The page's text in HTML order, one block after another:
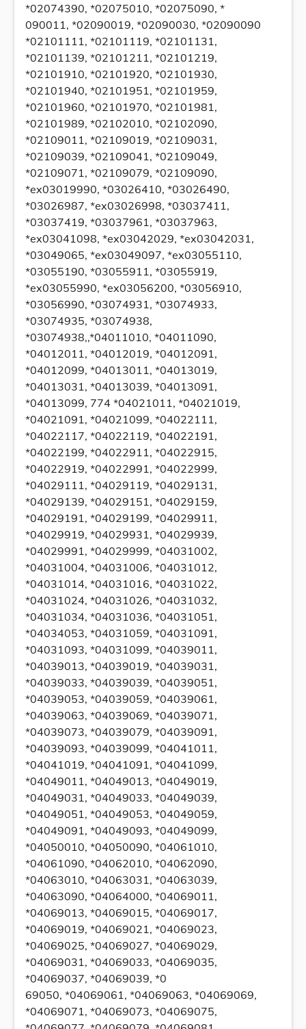
*02074390, *02075010, *02075090, *
090011, *02090019, *02090030, *02090090
*02101111, *02101119, *02101131,
*02101139, *02101211, *02101219,
*02101910, *02101920, *02101930,
*02101940, *02101951, *02101959,
*02101960, *02101970, *02101981,
*02101989, *02102010, *02102090,
*02109011, *02109019, *02109031,
*02109039, *02109041, *02109049,
*02109071, *02109079, *02109090,
*ex03019990, *03026410, *03026490,
*03026987, *ex03026998, *03037411,
*03037419, *03037961, *03037963,
*ex03041098, *ex03042029, *ex03042031,
*03049065, *ex03049097, *ex03055110,
*03055190, *03055911, *03055919,
*ex03055990, *ex03056200, *03056910,
*03056990, *03074931, *03074933,
*03074935, *03074938,
*03074938,,*04011010, *04011090,
*04012011, *04012019, *04012091,
*04012099, *04013011, *04013019,
*04013031, *04013039, *04013091,
*04013099, 774 *04021011, *04021019,
*04021091, *04021099, *04022111,
*04022117, *04022119, *04022191,
*04022199, *04022911, *04022915,
*04022919, *04022991, *04022999,
*04029111, *04029119, *04029131,
*04029139, *04029151, *04029159,
*04029191, *04029199, *04029911,
*04029919, *04029931, *04029939,
*04029991, *04029999, *04031002,
*04031004, *04031006, *04031012,
*04031014, *04031016, *04031022,
*04031024, *04031026, *04031032,
*04031034, *04031036, *04031051,
*04034053, *04031059, *04031091,
*04031093, *04031099, *04039011,
*04039013, *04039019, *04039031,
*04039033, *04039039, *04039051,
*04039053, *04039059, *04039061,
*04039063, *04039069, *04039071,
*04039073, *04039079, *04039091,
*04039093, *04039099, *04041011,
*04041019, *04041091, *04041099,
*04049011, *04049013, *04049019,
*04049031, *04049033, *04049039,
*04049051, *04049053, *04049059,
*04049091, *04049093, *04049099,
*04050010, *04050090, *04061010,
*04061090, *04062010, *04062090,
*04063010, *04063031, *04063039,
*04063090, *04064000, *04069011,
*04069013, *04069015, *04069017,
*04069019, *04069021, *04069023,
*04069025, *04069027, *04069029,
*04069031, *04069033, *04069035,
*04069037, *04069039, *0
69050, *04069061, *04069063, *04069069,
*04069071, *04069073, *04069075,